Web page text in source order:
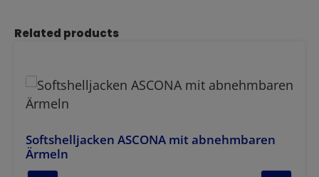
Produktgalerie überspringen
Related products
Softshelljacken ASCONA mit abnehmbaren
Ärmeln